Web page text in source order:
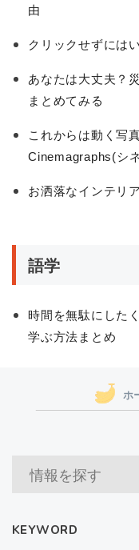
由
クリックせずには
あなたは大丈夫？
まとめてみる
これからは動く写
Cinemagraphs(シ
お洒落なインテリ
語学
時間を無駄にした
学ぶ方法まとめ
ホ
KEYWORD